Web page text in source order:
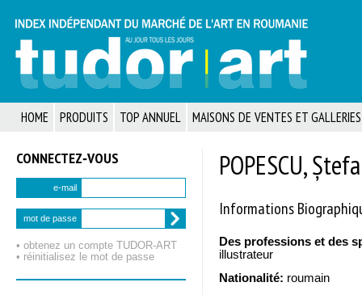
HOME PRODUITS TOP ANNUEL MAISONS DE VENTES ET GALLERIES
CONNECTEZ‑VOUS
e-mail
mot de passe
• obtenez un compte TUDOR‑ART
• réinitialisez le mot de passe
POPESCU,
Informations
Des professions et des
illustrateur
Nationalité: roumain